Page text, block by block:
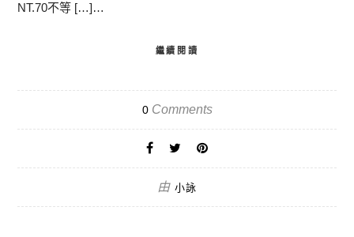
NT.70不等 […]…
繼續閱讀
0Comments
由 小詠